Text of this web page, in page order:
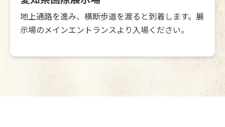
地上通路を進み、横断歩道を渡ると到着します。展
示場のメインエントランスより入場ください。